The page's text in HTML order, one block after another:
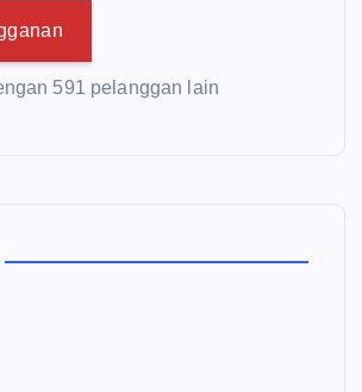
591 pelanggan lain